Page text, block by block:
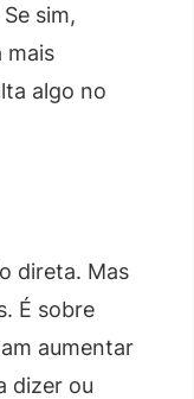
sim,
mais
algo no
direta. Mas
É sobre
aumentar
dizer ou